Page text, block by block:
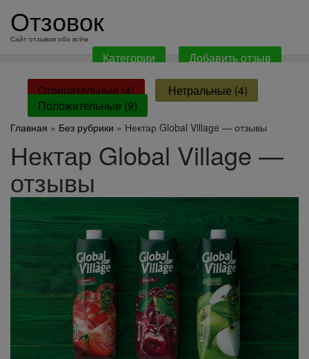
содержанию
Отзовок
Сайт отзывов обо всём
Категории Добавить отзыв
Отрицательные (4)
Нетральные (4)
Положительные (9)
Главная » Без рубрики » Нектар Global Village — отзывы
Нектар Global Village —
отзывы